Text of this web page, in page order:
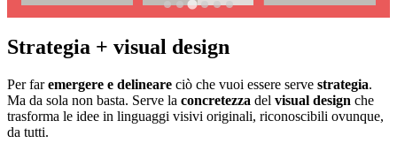
Strategia + visual design
Per faremergere e delineare ciò che vuoi essere serve strategia.
Ma da sola non basta. Serve la concretezza del visual design che
trasforma le idee in linguaggi visivi originali, riconoscibili ovunque,
da tutti.